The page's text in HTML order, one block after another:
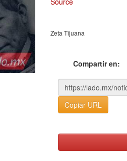
Zeta Tijuana
Compartir en:
Copiar URL